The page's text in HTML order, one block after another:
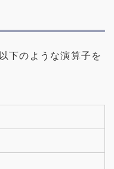
下のような演算子を